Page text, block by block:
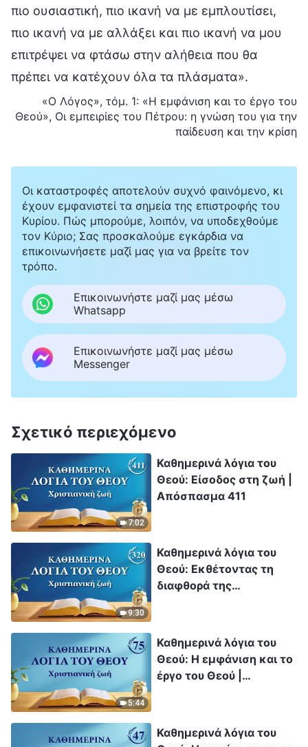
πιο ουσιαστική, πιο ικανή να με εμπλουτίσει,
πιο ικανή να με αλλάξει και πιο ικανή να μου
επιτρέψει να φτάσω στην αλήθεια που θα
πρέπει να κατέχουν όλα τα πλάσματα».
«Ο Λόγος», τόμ. 1: «Η εμφάνιση και το έργο του
Θεού», Οι εμπειρίες του Πέτρου: η γνώση του για την
παίδευση και την κρίση
Οι καταστροφές αποτελούν συχνό φαινόμενο, κι
έχουν εμφανιστεί τα σημεία της επιστροφής του
Κυρίου. Πώς μπορούμε, λοιπόν, να υποδεχθούμε
τον Κύριο; Σας προσκαλούμε εγκάρδια να
επικοινωνήσετε μαζί μας για να βρείτε τον
τρόπο.
Επικοινωνήστε μαζί μας μέσω
Whatsapp
Επικοινωνήστε μαζί μας μέσω
Messenger
Σχετικό περιεχόμενο
7:02
Καθημερινά λόγια του
Θεού: Είσοδος στη ζωή |
Απόσπασμα 411
9:30
Καθημερινά λόγια του
Θεού: Εκθέτοντας τη
διαφθορά της
5:44
Καθημερινά λόγια του
Θεού: Η εμφάνιση και το
έργο του Θεού |
Καθημερινά λόγια του